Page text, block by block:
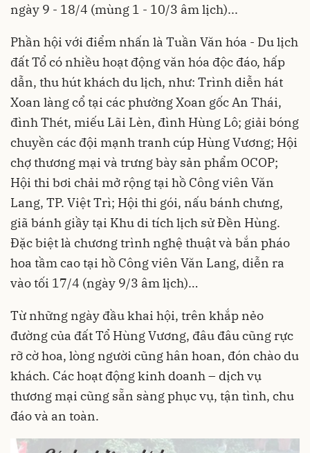
ngày 9 - 18/4 (mùng 1 - 10/3 âm lịch)...
Phần hội với điểm nhấn là Tuần Văn hóa - Du lịch
đất Tổ có nhiều hoạt động văn hóa độc đáo, hấp
dẫn, thu hút khách du lịch, như: Trình diễn hát
Xoan làng cổ tại các phường Xoan gốc An Thái,
đình Thét, miếu Lãi Lèn, đình Hùng Lô; giải bóng
chuyền các đội mạnh tranh cúp Hùng Vương; Hội
chợ thương mại và trưng bày sản phẩm OCOP;
Hội thi bơi chải mở rộng tại hồ Công viên Văn
Lang, TP. Việt Trì; Hội thi gói, nấu bánh chưng,
giã bánh giầy tại Khu di tích lịch sử Đền Hùng.
Đặc biệt là chương trình nghệ thuật và bắn pháo
hoa tầm cao tại hồ Công viên Văn Lang, diễn ra
vào tối 17/4 (ngày 9/3 âm lịch)…
Từ những ngày đầu khai hội, trên khắp nẻo
đường của đất Tổ Hùng Vương, đâu đâu cũng rực
rỡ cờ hoa, lòng người cũng hân hoan, đón chào du
khách. Các hoạt động kinh doanh – dịch vụ
thương mại cũng sẵn sàng phục vụ, tận tình, chu
đáo và an toàn.